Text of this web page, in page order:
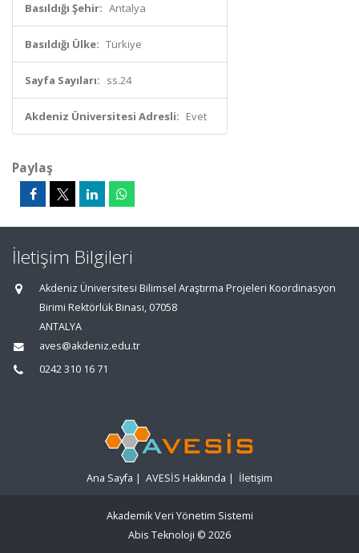
Basıldığı Şehir: Antalya
Basıldığı Ülke: Türkiye
Sayfa Sayıları: ss.24
Akdeniz Üniversitesi Adresli: Evet
Paylaş
İletişim Bilgileri
Akdeniz Üniversitesi Bilimsel Araştırma Projeleri Koordinasyon
Birimi Rektörlük Binası, 07058
ANTALYA
aves@akdeniz.edu.tr
0242 310 16 71
Ana Sayfa | AVESİS Hakkında | İletişim
Akademik Veri Yönetim Sistemi
Abis Teknoloji © 2026